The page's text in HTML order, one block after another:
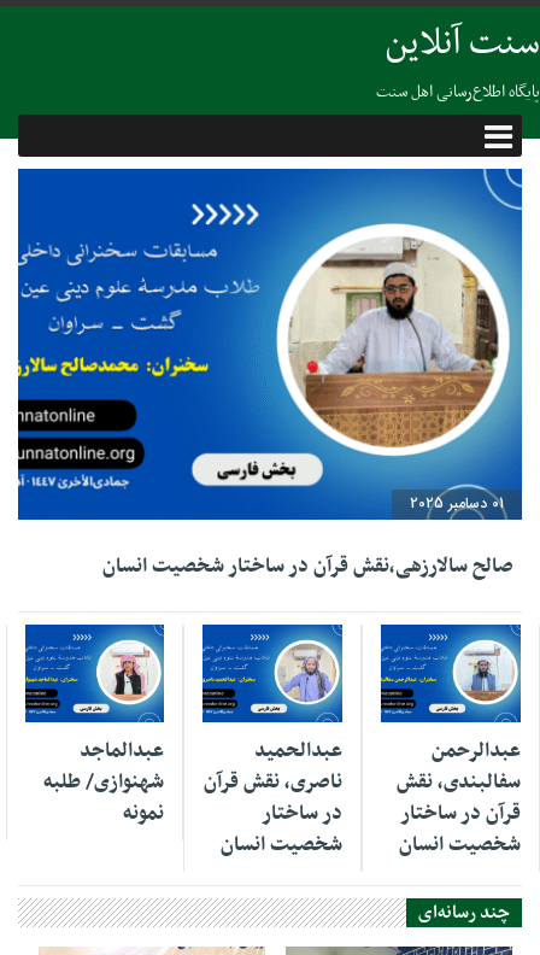
سنت آنلاین
پایگاه اطلاع‌رسانی اهل سنت
01 دسامبر 2025
صالح سالارزهی،‌نقش قرآن در ساختار شخصیت انسان
01 دسامبر 2025
عبدالرحمن
سفالبندی، نقش
قرآن در ساختار
شخصیت انسان
01 دسامبر 2025
عبدالحمید
ناصری، نقش قرآن
در ساختار
شخصیت انسان
01 دسامبر 2025
عبدالماجد
شهنوازی/ طلبه
نمونه
چند رسانه‌ای